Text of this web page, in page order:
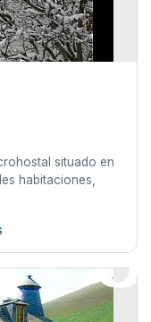
situado en
habitaciones,